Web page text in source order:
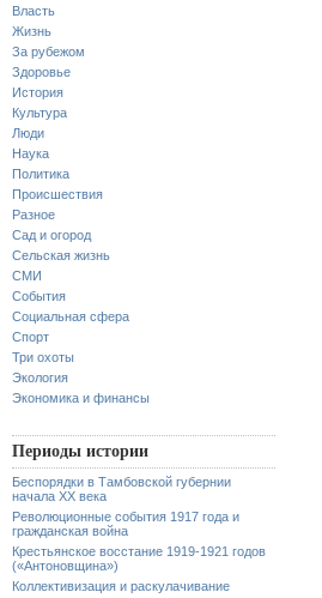
Власть
Жизнь
За рубежом
Здоровье
История
Культура
Люди
Наука
Политика
Происшествия
Разное
Сад и огород
Сельская жизнь
СМИ
События
Социальная сфера
Спорт
Три охоты
Экология
Экономика и финансы
Периоды истории
Беспорядки в Тамбовской губернии
начала XX века
Революционные события 1917 года и
гражданская война
Крестьянское восстание 1919-1921 годов
(«Антоновщина»)
Коллективизация и раскулачивание